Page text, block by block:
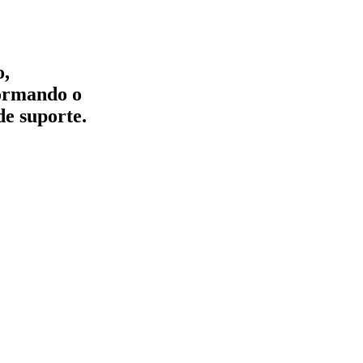
o
suporte.